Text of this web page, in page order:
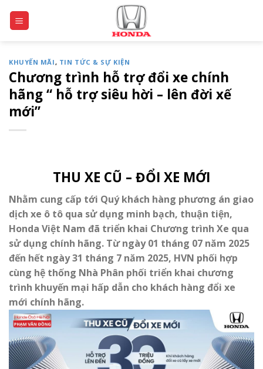
KHUYẾN MÃI, TIN TỨC & SỰ KIỆN
Chương trình hỗ trợ đổi xe chính
hãng “ hỗ trợ siêu hời – lên đời xế
mới”
THU XE CŨ – ĐỔI XE MỚI​
Nhằm cung cấp tới Quý khách hàng phương án giao
dịch xe ô tô qua sử dụng minh bạch, thuận tiện,
Honda Việt Nam đã triển khai Chương trình Xe qua
sử dụng chính hãng. Từ ngày 01 tháng 07 năm 2025
đến hết ngày 31 tháng 7 năm 2025, HVN phối hợp
cùng hệ thống Nhà Phân phối triển khai chương
trình khuyến mại hấp dẫn cho khách hàng đổi xe
mới chính hãng.